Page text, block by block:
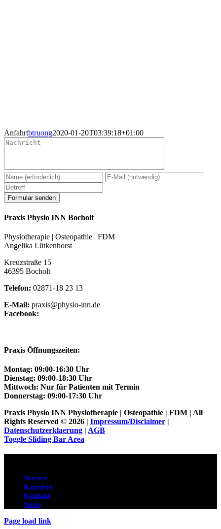
Anfahrtbtruong2020-01-20T03:39:18+01:00
Praxis Physio INN Bocholt
Physiotherapie | Osteopathie | FDM
Angelika Lütkenhorst
Kreuzstraße 15
46395 Bocholt
Telefon: 02871-18 23 13
E-Mail: praxis@physio-inn.de
Facebook:
Praxis Öffnungszeiten:
Montag: 09:00-16:30 Uhr
Dienstag: 09:00-18:30 Uhr
Mittwoch: Nur für Patienten mit Termin
Donnerstag: 09:00-17:30 Uhr
Praxis Physio INN Physiotherapie | Osteopathie | FDM | All
Rights Reserved © 2026 | Impressum/Disclaimer |
Datenschutzerklaerung | AGB
Toggle Sliding Bar Area
Service
Karriere
Kontakt
News
Page load link